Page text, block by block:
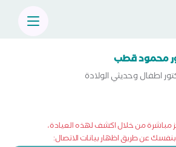
محمود قطب
اطفال وحديثي الولادة
مباشرة من خلال اكشف لهذه العيادة،
عن طريق اظهار بيانات الاتصال: